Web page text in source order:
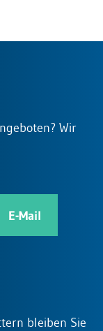
Wir
E-Mail
bleiben Sie